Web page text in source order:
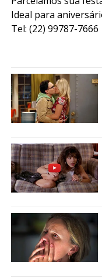
Ideal para
Tel: (22) 99787-7666